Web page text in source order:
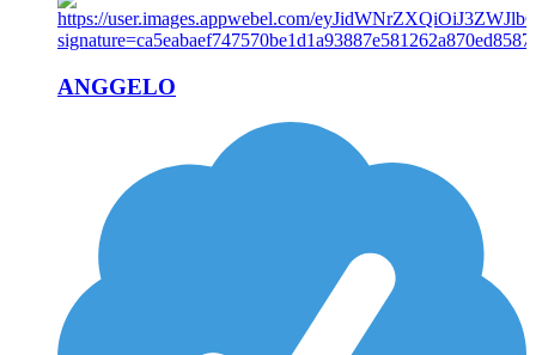
ANGGELO